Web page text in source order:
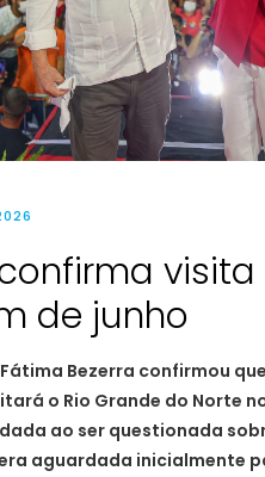
visita
de junho
Bezerra confirmou
o Rio Grande do Norte
ao ser questionada
aguardada inicialmente